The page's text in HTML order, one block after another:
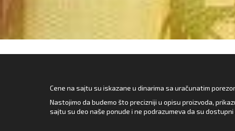
Cene na sajtu su iskazane u dinarima sa uračunatim
Nastojimo da budemo što precizniji u opisu proizvoda,
sajtu su deo naše ponude i ne podrazumeva da su